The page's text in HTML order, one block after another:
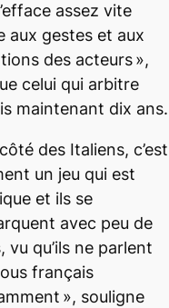
assez vite
aux gestes et aux
des acteurs »,
celui qui arbitre
maintenant dix ans.
des Italiens, c’est
un jeu qui est
et ils se
avec peu de
vu qu’ils ne parlent
français
», souligne